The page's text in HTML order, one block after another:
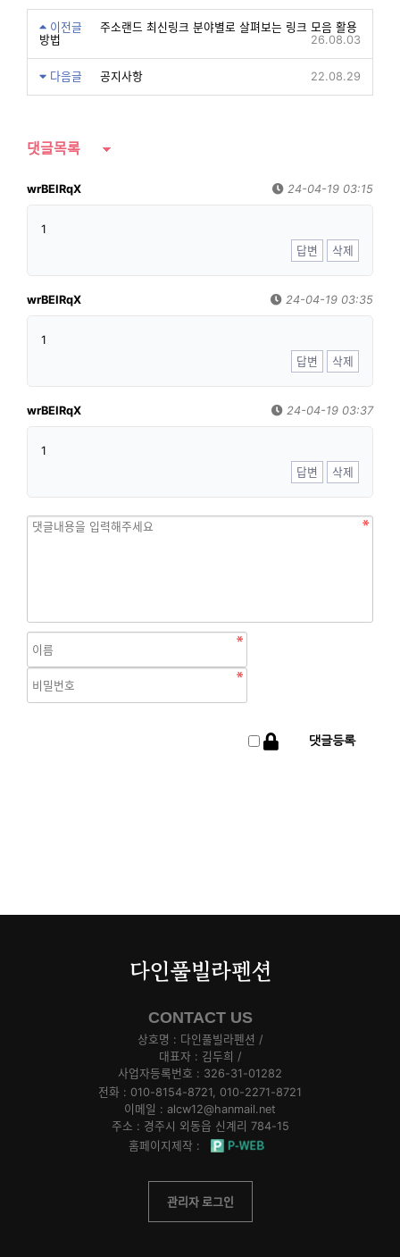
이전글
주소랜드 최신링크 분야별로 살펴보는 링크 모음 활용
방법
26.08.03
다음글 공지사항 22.08.29
댓글목록
wrBEIRqX 24-04-19 03:15
1
답변
삭제
wrBEIRqX 24-04-19 03:35
1
답변
삭제
wrBEIRqX 24-04-19 03:37
1
답변
삭제
다인풀빌라펜션
CONTACT US
상호명 : 다인풀빌라펜션 /
대표자 : 김두희 /
사업자등록번호 : 326-31-01282
전화 : 010-8154-8721, 010-2271-8721
이메일 : alcw12@hanmail.net
주소 : 경주시 외동읍 신계리 784-15
홈페이지제작 :
관리자 로그인